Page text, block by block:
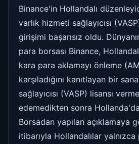
Binance'in Hollandalı
varlık hizmeti sağlayıcısı
girişimi başarısız oldu.
para borsası Binance,
kara para aklamayı önleme
karşıladığını kanıtlayan bir
sağlayıcısı (VASP) lisansı
edemedikten sonra
Borsadan yapılan açıklamaya
itibarıyla Hollandalılar